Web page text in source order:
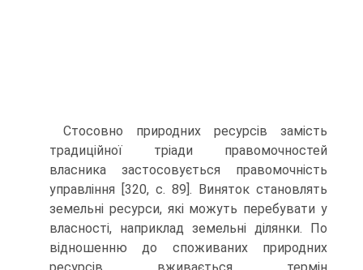
Стосовно природних ресурсів замість
традицій­ної тріади правомочностей
власника застосовується правомочність
управління [320, с. 89]. Виняток станов­лять
земельні ресурси, які можуть перебувати у
влас­ності, наприклад земельні ділянки. По
відношенню до споживаних природних